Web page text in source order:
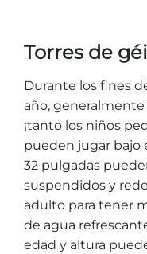
Torres de
Durante los fines
año,
¡tanto los niños
pueden jugar bajo
32 pulgadas
suspendidos y
adulto para tener
de agua
edad y altura